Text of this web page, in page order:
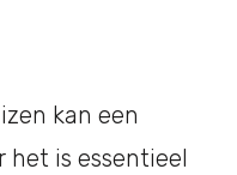
kan een
is essentieel